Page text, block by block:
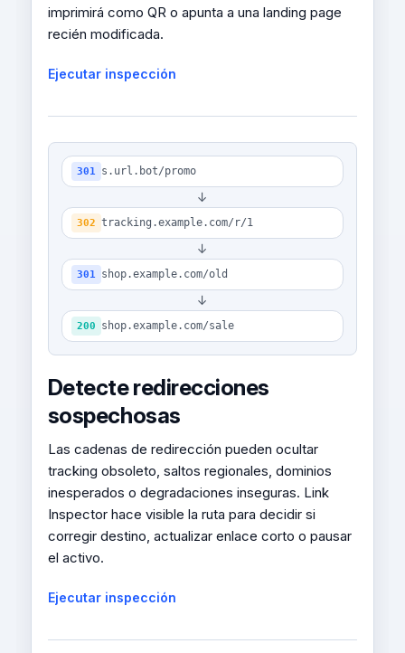
imprimirá como QR o apunta a una landing page
recién modificada.
Ejecutar inspección
301 s.url.bot/promo
↓
302 tracking.example.com/r/1
↓
301 shop.example.com/old
↓
200 shop.example.com/sale
Detecte redirecciones
sospechosas
Las cadenas de redirección pueden ocultar
tracking obsoleto, saltos regionales, dominios
inesperados o degradaciones inseguras. Link
Inspector hace visible la ruta para decidir si
corregir destino, actualizar enlace corto o pausar
el activo.
Ejecutar inspección